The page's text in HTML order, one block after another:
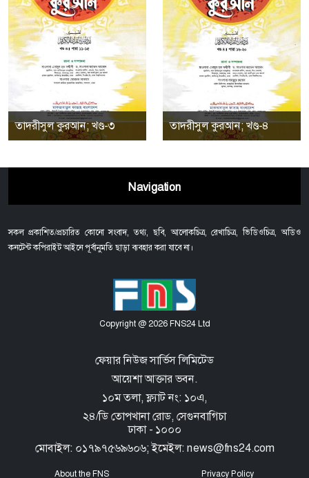
তাদরীসুল কুরআন; খণ্ড-৩ তাদরীসুল কুরআন; খণ্ড-৪
Navigation
সকল প্রকাশিত/প্রচারিত কোনো সংবাদ, তথ্য, ছবি, আলোকচিত্র, রেখাচিত্র, ভিডিওচিত্র, অডিও
কনটেন্ট কপিরাইট আইনে পূর্বানুমতি ছাড়া ব্যবহার করা যাবে না।
Copyright @ 2026 FNS24 Ltd
ফেয়ার নিউজ সার্ভিস লিমিটেড
আয়েশা আক্তার ভবন.
১০ম তলা, ফ্ল্যাট নং: ১০এ,
২৪/ডি তোপখানা রোড, সেগুনবাগিচা
ঢাকা - ১০০০
মোবাইল: ০১৭৯৭৫৬৯৬০৬; ইমেইল: news@fns24.com
About the FNS Privacy Policy